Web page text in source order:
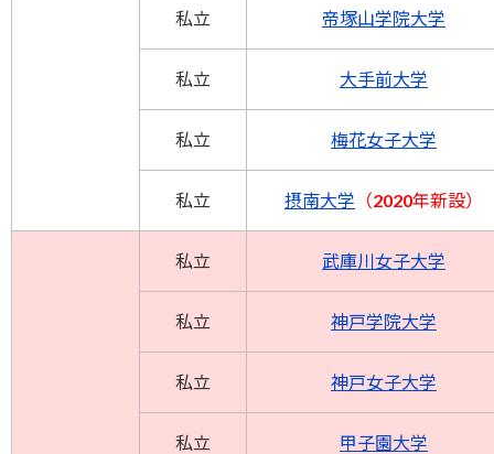
私立 帝塚山学院大学
私立 大手前大学
私立 梅花女子大学
私立 摂南大学 （2020年新設）
私立 武庫川女子大学
私立 神戸学院大学
私立 神戸女子大学
私立 甲子園大学